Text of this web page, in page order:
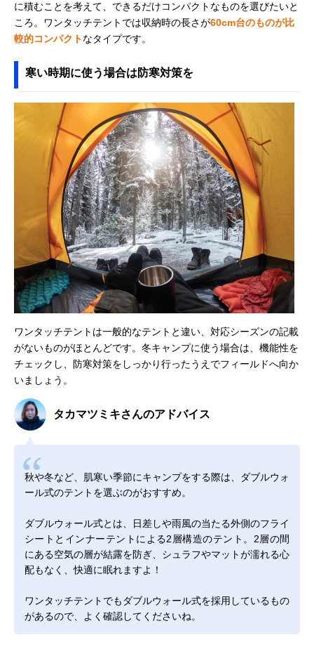
に積むことを考えて、できるだけコンパクトなものを選びたいと
ころ。ワンタッチテントでは収納時の長さが60cm台のものが比
較的コンパクトなタイプです。
寒い時期に使う場合は防寒対策を
ワンタッチテントは一般的なテントと違い、対応シーズンの記載
がないものがほとんどです。冬キャンプに使う場合は、機能性を
チェックし、防寒対策をしっかり行ったうえでフィールドへ向か
いましょう。
タカマツミキさんのアドバイス
秋や冬など、肌寒い季節にキャンプをする際は、ダブルウォ
ール式のテントを選ぶのがおすすめ。
ダブルウォール式とは、日差しや雨風の当たる外側のフライ
シートとインナーテントによる2層構造のテント。2層の間
にある空気の層が結露を防ぎ、シュラフやマットが濡れる心
配もなく、快適に眠れますよ！
ワンタッチテントでもダブルウォール式を採用しているもの
があるので、よく確認してくださいね。